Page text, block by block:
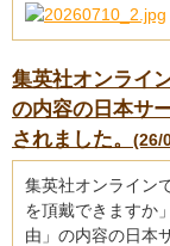
集英社オンライ
の内容の日本サ
されました。 (26/
集英社オンライン
を頂戴できますか
由」の内容の日本